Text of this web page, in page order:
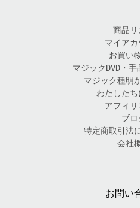
商品リ
マイアカ
お買い
マジックDVD・
マジック種明
わたしたち
アフィリ
ブロ
特定商取引法
会社
お問い